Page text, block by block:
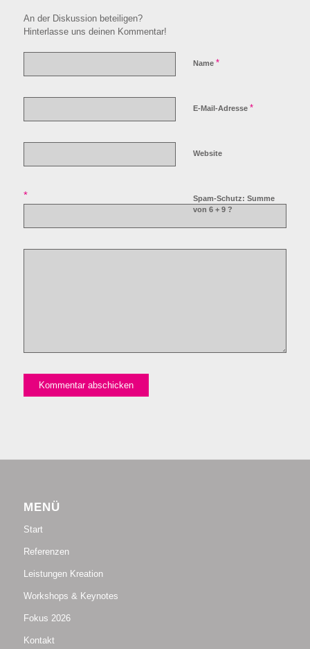
An der Diskussion beteiligen?
Hinterlasse uns deinen Kommentar!
Name *
E-Mail-Adresse *
Website
Spam-Schutz: Summe
von 6 + 9 ?
*
MENÜ
Start
Referenzen
Leistungen Kreation
Workshops & Keynotes
Fokus 2026
Kontakt